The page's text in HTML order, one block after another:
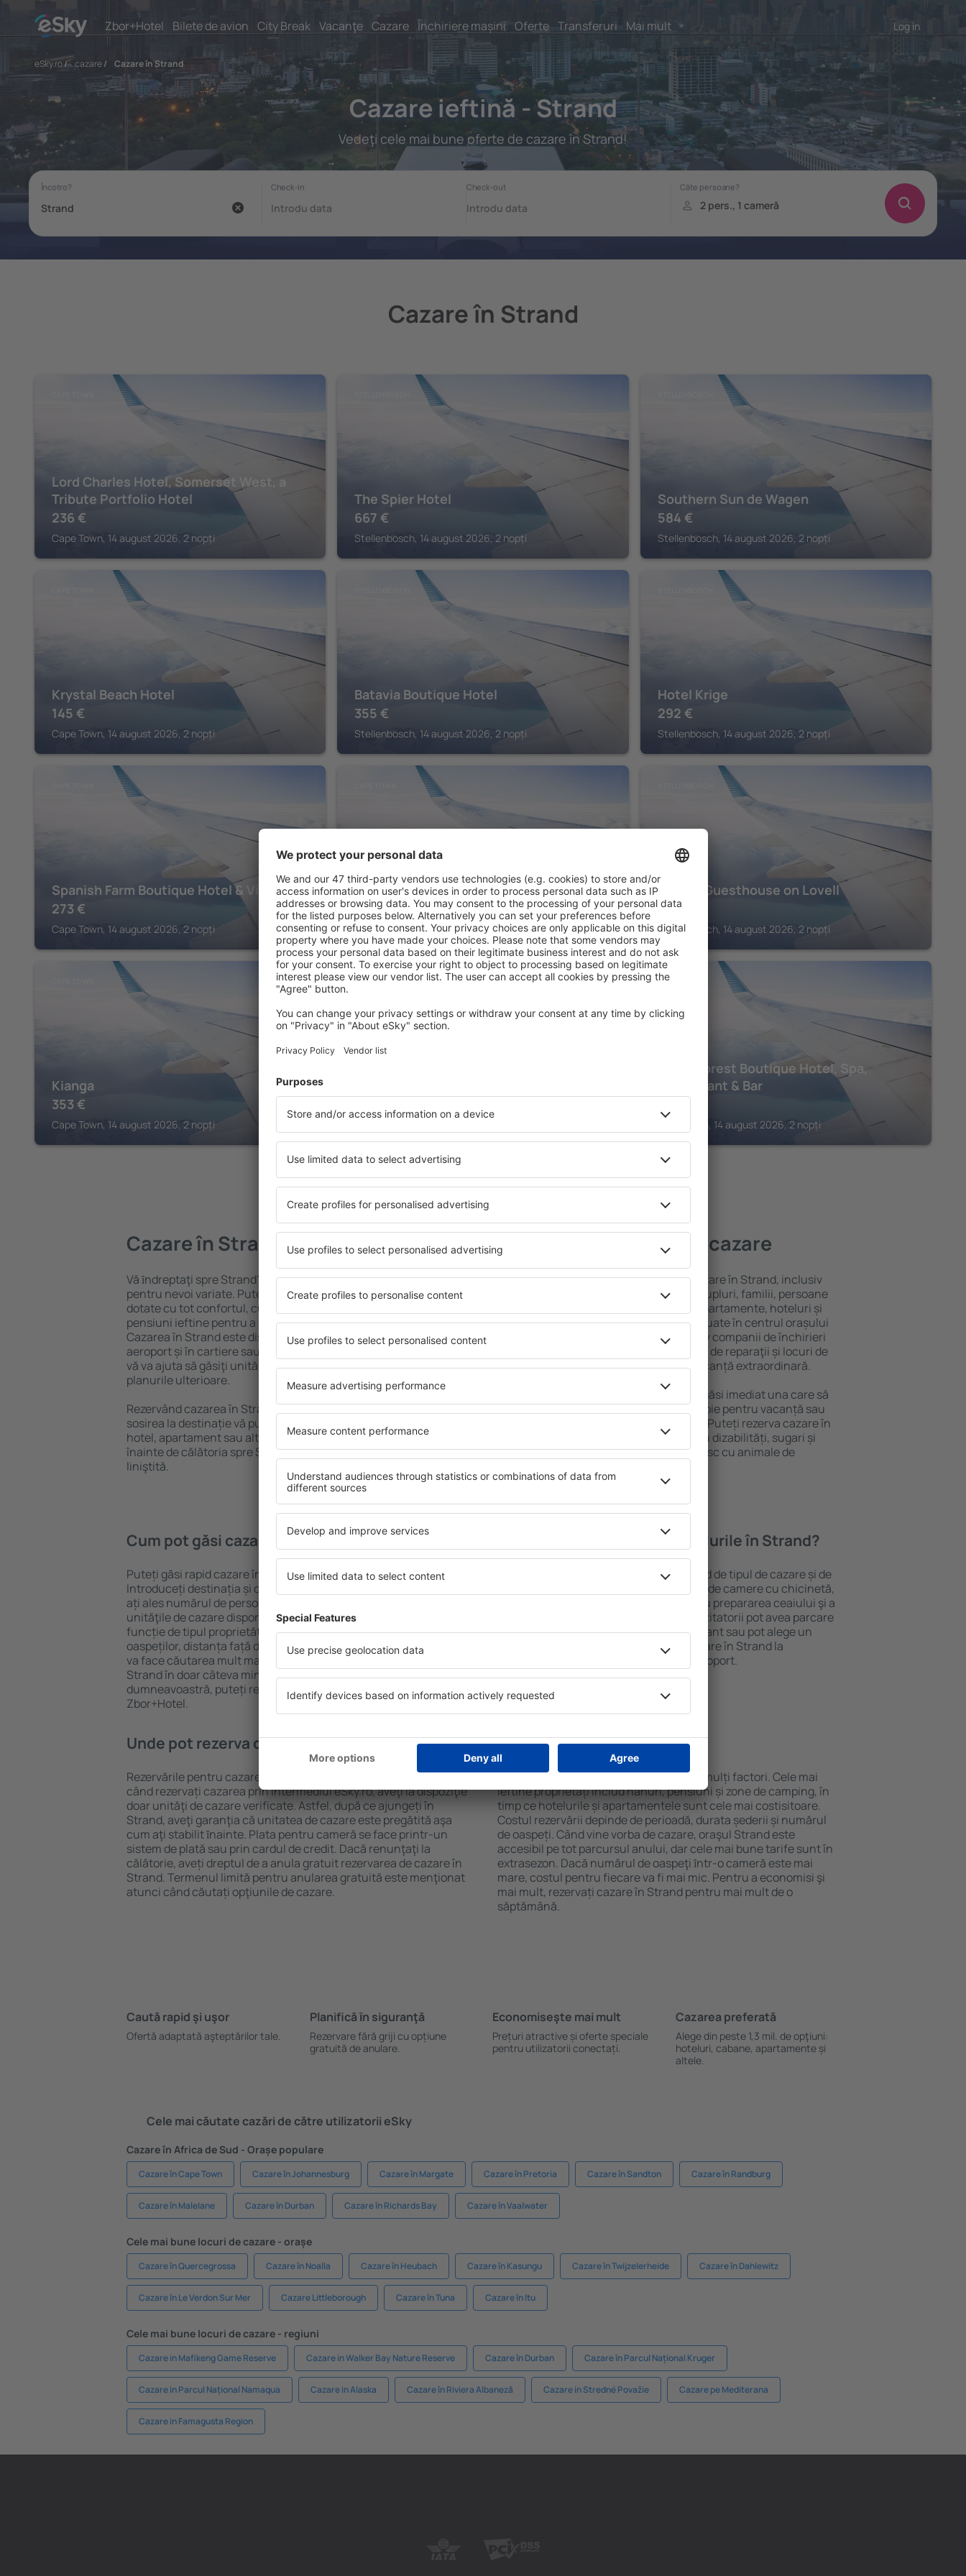
Zbor+Hotel Bilete de avion City Break Vacanţe Cazare Închiriere mașini Oferte Transferuri Mai mult Log in
eSky.ro/ cazare/ Cazare în Strand
Cazare ieftină - Strand
Vedeţi cele mai bune oferte de cazare în Strand!
Cazare în Strand
Lord Charles Hotel, Somerset West, a
Tribute Portfolio Hotel
236 €
Cape Town, 14 august 2026, 2 nopți
The Spier Hotel
667 €
Stellenbosch, 14 august 2026, 2 nopți
Southern Sun de Wagen
584 €
Stellenbosch, 14 august 2026, 2 nopți
Krystal Beach Hotel
145 €
Cape Town, 14 august 2026, 2 nopți
Batavia Boutique Hotel
355 €
Stellenbosch, 14 august 2026, 2 nopți
Hotel Krige
292 €
Stellenbosch, 14 august 2026, 2 nopți
Spanish Farm Boutique Hotel & Villas
273 €
Cape Town, 14 august 2026, 2 nopți
Vergenoegd Löw Boutique Hotel & Spa
458€
Cape Town, 14 august 2026, 2 nopți
Baruch Guesthouse on Lovell
304
Stellenbosch, 14 august 2026, 2 nopți
Kianga
353 €
Cape Town, 14 august 2026, 2 nopți
STELLENBOSCH CAPE TOWN
Silver Forest Boutique Hotel, Spa,
Restaurant & Bar
Cape Town, 14 august 2026, 2 nopți
Vedeţi mai multe oferte în Strand
Cazare în Strand
Vă ȋndreptaţi spre Strand? Găsiți cazare pentru fiecare buget şi
pentru nevoi variate. Puteți beneficia de proprietăți spațioase,
dotate cu tot confortul, cu numeroase facilități, precum și de
pensiuni ieftine pentru a sta câteva zile în timpul unui city break.
Cazarea în Strand este disponibilă în centrul orașului, lângă
aeroport și în cartiere sau regiuni mai puțin populare. Acest lucru
vă va ajuta să găsiţi unităţi de cazare în funcție de nevoi și de
planurile ulterioare.
Rezervând cazarea în Strand mai devreme, aveți garanţia că după
sosirea la destinație vă puteţi relaxa, fără a fi nevoie să căutaţi un
hotel, apartament sau altă unitate de cazare. Rezervaţi cazarea
înainte de călătoria spre Strand și vă veţi bucura de o călătorie
liniştită.
Strand – cea mai bună cazare
Puteți alege dintr-o ofertă variată de cazare în Strand, inclusiv
proprietăți pentru o singură persoană, cupluri, familii, persoane
ȋn vârstă și grupuri. Oaspeţii pot sta în apartamente, hoteluri și
pensiuni care oferă intimitate și sunt situate în centrul orașului
Strand. Facilitățile din apropiere, inclusiv companii de închirieri
auto, transport public, magazine, centre de reparaţii și locuri de
relaxare sau distracţie, garantează o vacanță extraordinară.
Dacă doriţi cazare de lux în Strand, veţi găsi imediat una care să
se potrivească. Veți găsi tot ce aveți nevoie pentru vacanță sau
călătoria de afaceri la destinația aleasă. Puteți rezerva cazare în
Strand cu facilități pentru persoanele cu dizabilități, sugari și
copii, precum și pentru cei care călătoresc cu animale de
Cum pot găsi cazare în Strand?
Puteți găsi rapid cazare în Strand folosind un motor de căutare.
Introduceți destinația și datele de check-in și check-out. După ce
ați ales numărul de persoane, motorul de căutare va afișa
unităţile de cazare disponibile în Strand. Filtrarea rezultatelor în
funcție de tipul proprietăţii, numărul de stele, evaluările
oaspeților, distanța față de centru și opțiunea de anulare gratuită
va face căutarea mult mai ușoară. Astfel veți putea găsi cazare în
Strand în doar câteva minute. În funcție de nevoile
dumneavoastră, puteți rezerva doar cazare sau un pachet
Zbor+Hotel.
Ce fel de facilităţi oferă hotelurile în Strand?
Facilitățile proprietăţilor în Strand depind de tipul de cazare și de
numărul de stele. Oaspeții pot beneficia de camere cu chicinetă,
balcon, aer condiționat, ustensile pentru prepararea ceaiului şi a
cafelei, prosoape și acces la internet. Vizitatorii pot avea parcare
gratuită, pot comanda o masă la restaurant sau pot alege un
hotel cu piscină. În plus, pot rezerva cazare în Strand la
proprietăți care oferă transport de la aeroport.
Unde pot rezerva cazare în Strand?
Rezervările pentru cazare în Strand pot fi făcute online. Atunci
când rezervați cazarea prin intermediul eSky.ro, aveţi la dispoziţie
doar unităţi de cazare verificate. Astfel, după ce ajungeți în
Strand, aveţi garanţia că unitatea de cazare este pregătită aşa
cum aţi stabilit ȋnainte. Plata pentru cameră se face printr-un
sistem de plată sau prin cardul de credit. Dacă renunţaţi la
călătorie, aveți dreptul de a anula gratuit rezervarea de cazare în
Strand. Termenul limită pentru anularea gratuită este menţionat
atunci când căutați opţiunile de cazare.
Cât costă cazarea în Strand?
Costul cazării în Strand depinde de mai mulți factori. Cele mai
ieftine proprietăți includ hanuri, pensiuni și zone de camping, în
timp ce hotelurile și apartamentele sunt cele mai costisitoare.
Costul rezervării depinde de perioadă, durata șederii și numărul
de oaspeți. Când vine vorba de cazare, oraşul Strand este
accesibil pe tot parcursul anului, dar cele mai bune tarife sunt în
extrasezon. Dacă numărul de oaspeţi ȋntr-o cameră este mai
mare, costul pentru fiecare va fi mai mic. Pentru a economisi şi
mai mult, rezervați cazare în Strand pentru mai mult de o
săptămână.
Caută rapid şi uşor
Ofertă adaptată aşteptărilor tale.
Planifică ȋn siguranţă
Rezervare fără griji cu opțiune
gratuită de anulare.
Economiseşte mai mult
Prețuri atractive și oferte speciale
pentru utilizatorii conectați.
Cazarea preferată
Alege din peste 1,3 mil. de opţiuni:
hoteluri, cabane, apartamente și
altele.
Cele mai căutate cazări de către utilizatorii eSky
Cazare în Africa de Sud - Orașe populare
Cazare în Cape Town Cazare în Johannesburg Cazare în Margate Cazare în Pretoria Cazare în Sandton Cazare în Randburg
Cazare în Malelane Cazare în Durban Cazare în Richards Bay Cazare în Vaalwater
Cele mai bune locuri de cazare - orașe
Cazare în Quercegrossa Cazare în Noalla Cazare în Heubach Cazare în Kasungu Cazare în Twijzelerheide Cazare în Dahlewitz
Cazare în Le Verdon Sur Mer Cazare Littleborough Cazare în Tuna Cazare în Itu
Cele mai bune locuri de cazare - regiuni
Cazare in Mafikeng Game Reserve Cazare in Walker Bay Nature Reserve Cazare în Durban Cazare în Parcul Național Kruger
Cazare in Parcul Național Namaqua Cazare in Alaska Cazare în Riviera Albaneză Cazare in Stredné Považie Cazare pe Mediterana
Cazare in Famagusta Region